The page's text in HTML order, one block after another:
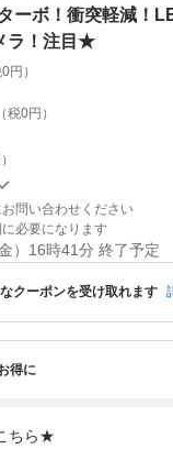
ワースライ
D/SD/USB/
oth
ーボ！衝突軽減！
ラ！注目★
0円）
（税0円）
問い合わせください
必要になります
）16時41分 終了予定
クーポンを受け取れます
得に
ちら★